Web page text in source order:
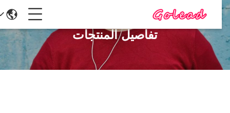
تفاصيل المنتجات